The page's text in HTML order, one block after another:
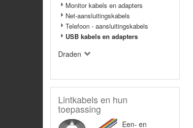
Monitor kabels en adapters
Net-aansluitingskabels
Telefoon - aansluitingskabels
USB kabels en adapters
Draden
Lintkabels en hun
toepassing
Een- en